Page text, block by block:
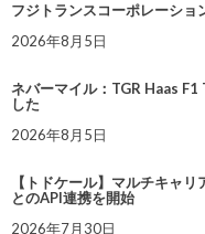
フジトランスコーポレーショ
2026年8月5日
ネバーマイル：TGR Haas
した
2026年8月5日
【トドケール】マルチキャ
とのAPI連携を開始
2026年7月30日